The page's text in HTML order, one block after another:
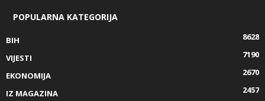
POPULARNA KATEGORIJA
BIH
8628
VIJESTI
7190
EKONOMIJA
2670
IZ MAGAZINA
2457